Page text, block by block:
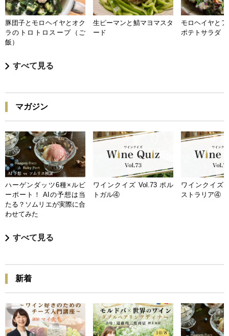
豚団子とモロヘイヤとオク
ラのトロトロスープ（ご
飯）
生ピーマンと鯖マヨマスタ
ード
モロヘイヤと
ポテトサラダ
すべて見る
マガジン
ハーゲンダッツ6種×ルビ
ーポート！ AIの予想は当
たる？ソムリエが実際に合
わせてみた
ワインクイズ Vol.73 ポル
トガル④
ワインクイズ
ストラリア④
すべて見る
新着